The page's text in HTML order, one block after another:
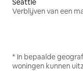
Seattle
Verblijven van een
* In bepaalde
woningen kunnen